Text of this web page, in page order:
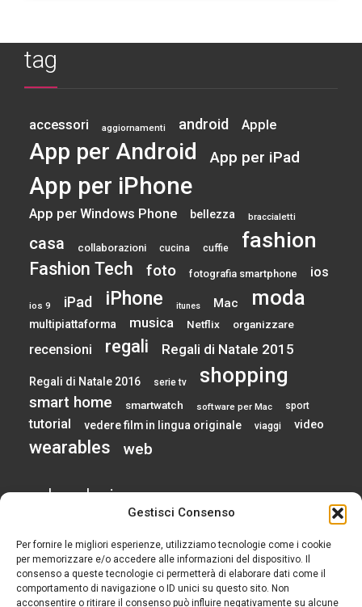
Gestisci Consenso
Per fornire le migliori esperienze, utilizziamo tecnologie come i cookie
per memorizzare e/o accedere alle informazioni del dispositivo. Il
consenso a queste tecnologie ci permetterà di elaborare dati come il
comportamento di navigazione o ID unici su questo sito. Non
acconsentire o ritirare il consenso può influire negativamente su alcune
tag
accessori aggiornamenti android Apple
App per Android App per iPad
App per iPhone
App per Windows Phone bellezza braccialetti
casa collaborazioni cucina cuffie fashion
Fashion Tech foto fotografia smartphone ios
ios 9 iPad iPhone itunes Mac moda
multipiattaforma musica Netflix organizzare
recensioni regali Regali di Natale 2015
Regali di Natale 2016 serie tv shopping
smart home smartwatch software per Mac sport
tutorial vedere film in lingua originale viaggi video
wearables web
calendario
AGOSTO 2026
L M M G V S